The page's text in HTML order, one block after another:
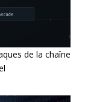
de la chaîne